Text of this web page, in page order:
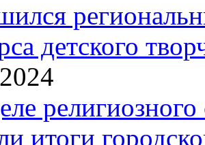
детского
религиозного
итоги